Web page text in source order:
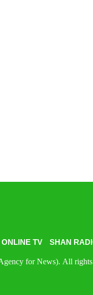
TV SHAN
for News). All rights